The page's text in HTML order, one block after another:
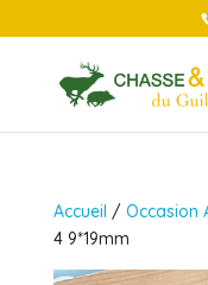
Accueil / Occasion
4 9*19mm